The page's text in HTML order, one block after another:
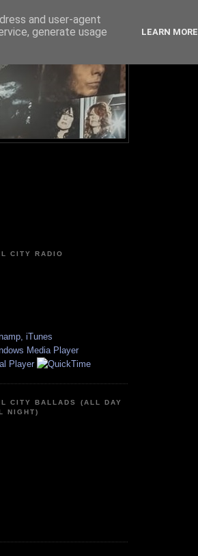
CITY RADIO
CITY BALLADS (ALL DAY
NIGHT)
and user-agent
generate usage
LEARN MORE